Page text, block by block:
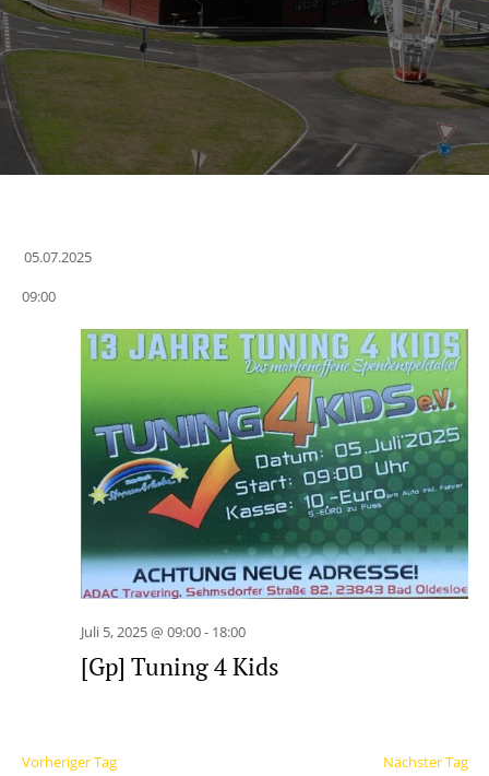
05.07.2025
wählen.
09:00
Juli 5, 2025 @ 09:00- 18:00
[Gp] Tuning 4 Kids
Vorheriger Tag Nächster Tag